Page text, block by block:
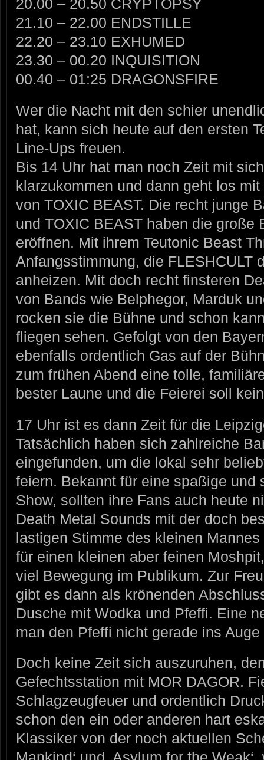
20.00 – 20.50 CRYPTOPSY
21.10 – 22.00 ENDSTILLE
22.20 – 23.10 EXHUMED
23.30 – 00.20 INQUISITION
00.40 – 01:25 DRAGONSFIRE
Wer die Nacht mit den schier
hat, kann sich heute auf den ersten
Line-Ups freuen.
Bis 14 Uhr hat man noch Zeit mit
klarzukommen und dann geht los
von TOXIC BEAST. Die recht junge
und TOXIC BEAST haben die große
eröffnen. Mit ihrem Teutonic Beast
Anfangsstimmung, die FLESHCULT
anheizen. Mit doch recht finsteren
von Bands wie Belphegor, Marduk
rocken sie die Bühne und schon
fliegen sehen. Gefolgt von den
ebenfalls ordentlich Gas auf der
zum frühen Abend eine tolle,
bester Laune und die Feierei soll
17 Uhr ist es dann Zeit für die
Tatsächlich haben sich zahlreiche
eingefunden, um die lokal sehr
feiern. Bekannt für eine spaßige und
Show, sollten ihre Fans auch heute
Death Metal Sounds mit der doch
lastigen Stimme des kleinen
für einen kleinen aber feinen
viel Bewegung im Publikum. Zur
gibt es dann als krönenden
Dusche mit Wodka und Pfeffi. Eine
man den Pfeffi nicht gerade ins
Doch keine Zeit sich auszuruhen,
Gefechtsstation mit MOR DAGOR.
Schlagzeugfeuer und ordentlich
schon den ein oder anderen hart
Klassiker von der noch aktuellen